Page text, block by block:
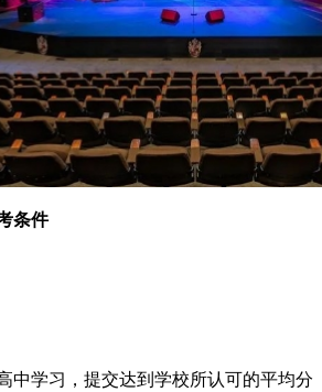
条件
中学习，提交达到学校所认可的平均分